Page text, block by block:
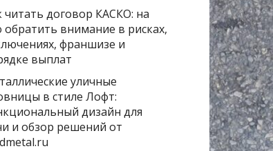
читать договор КАСКО: на
обратить внимание в рисках,
франшизе и
выплат
уличные
в стиле Лофт:
дизайн для
и обзор решений от